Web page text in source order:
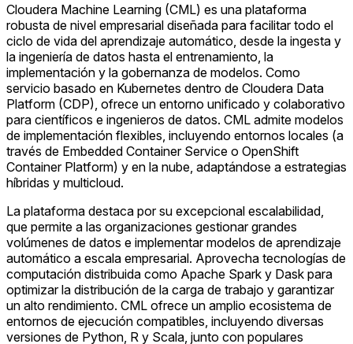
Cloudera Machine Learning (CML) es una plataforma
robusta de nivel empresarial diseñada para facilitar todo el
ciclo de vida del aprendizaje automático, desde la ingesta y
la ingeniería de datos hasta el entrenamiento, la
implementación y la gobernanza de modelos. Como
servicio basado en Kubernetes dentro de Cloudera Data
Platform (CDP), ofrece un entorno unificado y colaborativo
para científicos e ingenieros de datos. CML admite modelos
de implementación flexibles, incluyendo entornos locales (a
través de Embedded Container Service o OpenShift
Container Platform) y en la nube, adaptándose a estrategias
híbridas y multicloud.
La plataforma destaca por su excepcional escalabilidad,
que permite a las organizaciones gestionar grandes
volúmenes de datos e implementar modelos de aprendizaje
automático a escala empresarial. Aprovecha tecnologías de
computación distribuida como Apache Spark y Dask para
optimizar la distribución de la carga de trabajo y garantizar
un alto rendimiento. CML ofrece un amplio ecosistema de
entornos de ejecución compatibles, incluyendo diversas
versiones de Python, R y Scala, junto con populares